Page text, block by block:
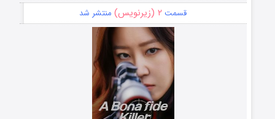
قسمت ۲ (زیرنویس) منتشر شد